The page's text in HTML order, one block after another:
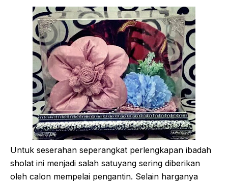
Untuk seserahan seperangkat perlengkapan ibadah
sholat ini menjadi salah satuyang sering diberikan
oleh calon mempelai pengantin. Selain harganya